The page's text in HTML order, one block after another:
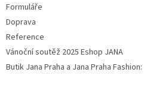
Formuláře
Doprava
Reference
Vánoční soutěž 2025 Eshop JANA
Butik Jana Praha a Jana Praha Fashion: